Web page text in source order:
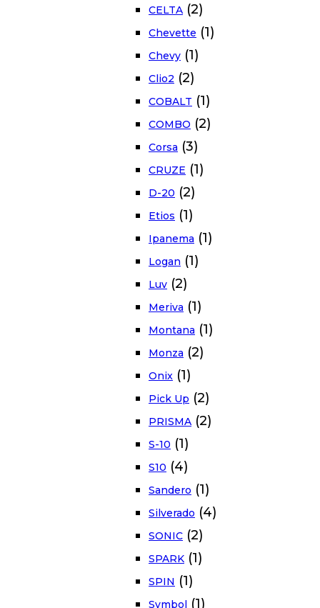
CELTA (2)
Chevette (1)
Chevy (1)
Clio2 (2)
COBALT (1)
COMBO (2)
Corsa (3)
CRUZE (1)
D-20 (2)
Etios (1)
Ipanema (1)
Logan (1)
Luv (2)
Meriva (1)
Montana (1)
Monza (2)
Onix (1)
Pick Up (2)
PRISMA (2)
S-10 (1)
S10 (4)
Sandero (1)
Silverado (4)
SONIC (2)
SPARK (1)
SPIN (1)
Symbol (1)